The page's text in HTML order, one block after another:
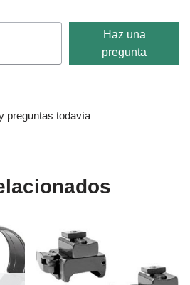
Haz una
pregunta
preguntas todavía